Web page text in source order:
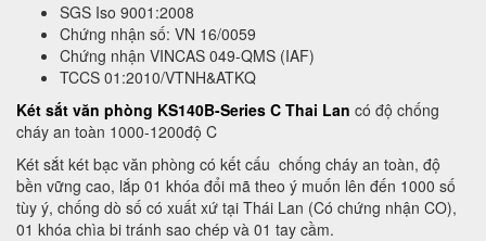
SGS Iso 9001:2008
Chứng nhận số: VN 16/0059
Chứng nhận VINCAS 049-QMS (IAF)
TCCS 01:2010/VTNH&ATKQ
Két sắt văn phòng KS140B-Series C Thai Lan có độ chống
cháy an toàn 1000-1200độ C
Két sắt két bạc văn phòng có kết cấu chống cháy an toàn, độ
bền vững cao, lắp 01 khóa đổi mã theo ý muốn lên đến 1000 số
tùy ý, chống dò số có xuất xứ tại Thái Lan (Có chứng nhận CO),
01 khóa chìa bi tránh sao chép và 01 tay cầm.